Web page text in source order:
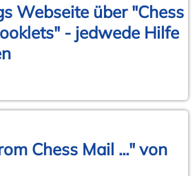
Webseite über "Chess
- jedwede Hilfe
Chess Mail ..." von